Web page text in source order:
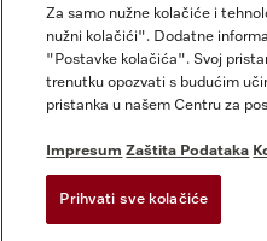
Opći uvjeti
Zaštita podataka
Uvjeti Korištenja
Izjava o pristupačnosti
Zakon o digitalnim uslugama
Postavke kolačića
Za samo nužne kolačiće i
nužni kolačići". Dodatne
"Postavke kolačića". Svoj
trenutku opozvati s budućim
pristanka u našem Centru za
Impresum Zaštita Podataka
Prihvati sve kolačiće